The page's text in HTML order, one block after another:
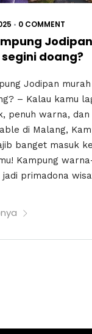
• 0 COMMENT
doang?
Jodipan
– Kalau kamu
penuh warna, dan
di Malang,
banget masuk
Kampung
jadi primadona